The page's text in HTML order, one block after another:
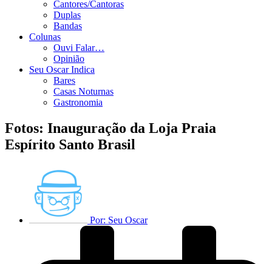
Cantores/Cantoras
Duplas
Bandas
Colunas
Ouvi Falar…
Opinião
Seu Oscar Indica
Bares
Casas Noturnas
Gastronomia
Fotos: Inauguração da Loja Praia
Espírito Santo Brasil
Por: Seu Oscar